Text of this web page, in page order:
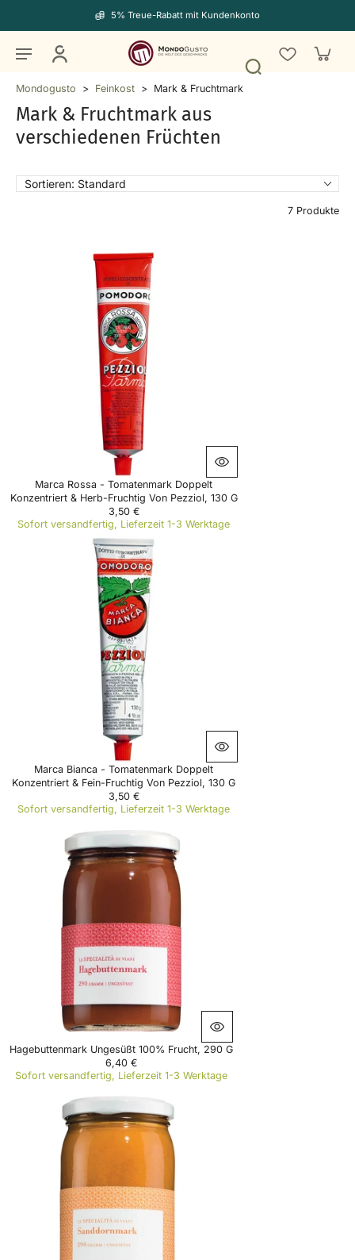
5% Treue-Rabatt mit Kundenkonto
Mondogusto > Feinkost > Mark & Fruchtmark
Mark & Fruchtmark aus
verschiedenen Früchten
Sortieren: Standard
7 Produkte
Marca Rossa - Tomatenmark Doppelt
Konzentriert & Herb-Fruchtig Von Pezziol, 130 G
R
E
G
U
L
A
R
P
R
I
C
E
3
,
5
0
€
3,50 €
Sofort versandfertig, Lieferzeit 1-3 Werktage
Marca Bianca - Tomatenmark Doppelt
Konzentriert & Fein-Fruchtig Von Pezziol, 130 G
R
E
G
U
L
I
C
E
3
0
3,50 €
Sofort versandfertig, Lieferzeit 1-3 Werktage
Hagebuttenmark Ungesüßt 100% Frucht, 290 G
R
E
G
U
L
I
C
E
6
,
6,40 €
Sofort versandfertig, Lieferzeit 1-3 Werktage